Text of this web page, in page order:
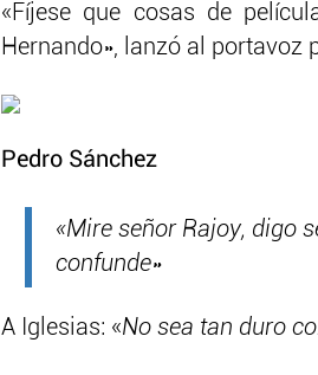
«Fíjese que cosas de
Hernando», lanzó al portavoz
Pedro Sánchez
«Mire señor Rajoy, digo
confunde»
A Iglesias: «No sea tan duro